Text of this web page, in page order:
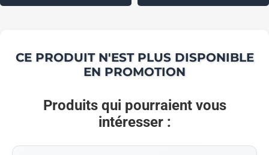
CE PRODUIT N'EST PLUS DISPONIBLE
EN PROMOTION
Produits qui pourraient vous
intéresser :